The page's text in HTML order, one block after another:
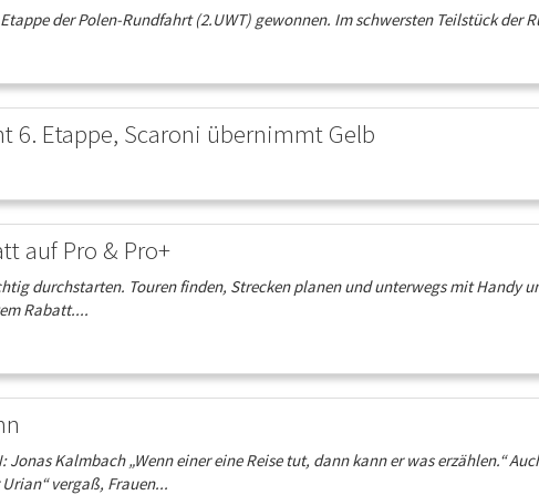
der Polen-Rundfahrt (2.UWT) gewonnen. Im schwersten Teilstück der
6. Etappe, Scaroni übernimmt Gelb
auf Pro & Pro+
durchstarten. Touren finden, Strecken planen und unterwegs mit Handy
Rabatt....
Jonas Kalmbach „Wenn einer eine Reise tut, dann kann er was erzählen.“
vergaß, Frauen...